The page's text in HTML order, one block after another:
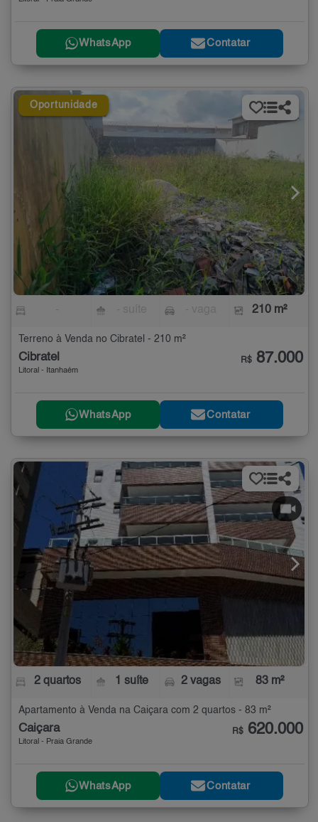
WhatsApp Contatar
Oportunidade
210 m²
Terreno à Venda no Cibratel - 210 m²
Cibratel
Litoral - Itanhaém
R$ 87.000
WhatsApp Contatar
2 quartos 1 suíte 2 vagas 83 m²
Apartamento à Venda na Caiçara com 2 quartos - 83 m²
Caiçara
Litoral - Praia Grande
R$ 620.000
WhatsApp Contatar